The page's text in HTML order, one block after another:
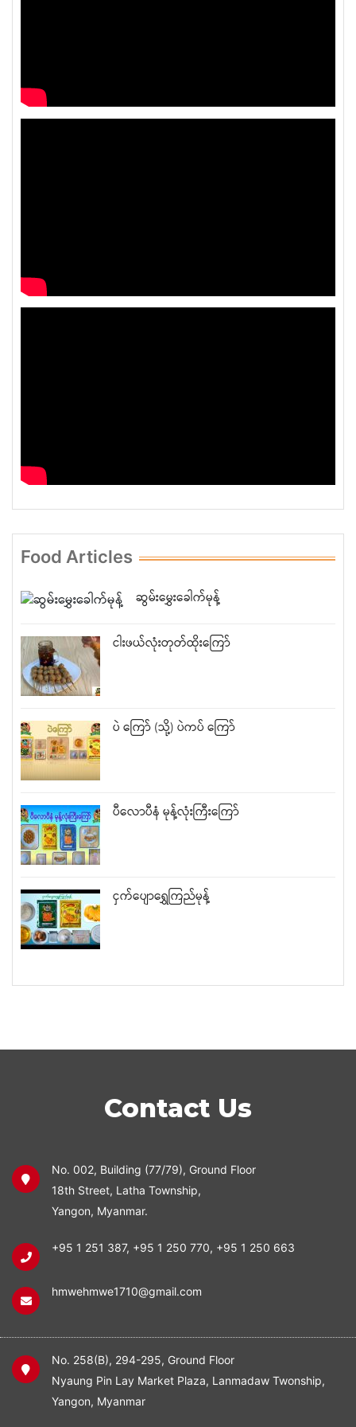
Food Articles
ဆွမ်းမွှေးခေါက်မုန့်
ငါးဖယ်လုံးတုတ်ထိုးကြော်
ပဲ ကြော် (သို့) ပဲကပ် ကြော်
ပီလောပီနံ မုန့်လုံးကြီးကြော်
ငှက်ပျောရွှေကြည်မုန့်
Contact Us
No. 002, Building (77/79), Ground Floor
18th Street, Latha Township,
Yangon, Myanmar.
+95 1 251 387, +95 1 250 770, +95 1 250 663
hmwehmwe1710@gmail.com
No. 258(B), 294-295, Ground Floor
Nyaung Pin Lay Market Plaza, Lanmadaw Twonship,
Yangon, Myanmar